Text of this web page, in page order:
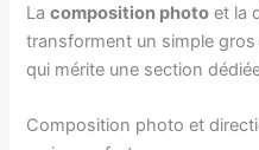
Lacomposition photo et la
transforment un simple
qui mérite une section
Composition photo et